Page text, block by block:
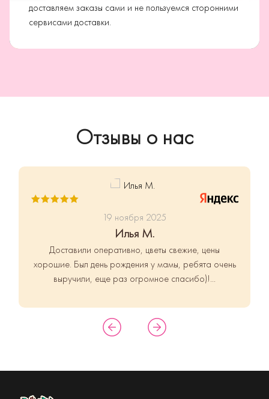
доставляем заказы сами и не пользуемся сторонними
сервисами доставки.
Отзывы о нас
19 ноября 2025
Илья М.
Доставили оперативно, цветы свежие, цены
хорошие. Был день рождения у мамы, ребята очень
выручили, еще раз огромное спасибо)!...